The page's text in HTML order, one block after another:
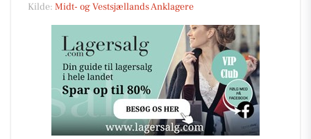
Kilde: Midt- og Vestsjællands Anklagere